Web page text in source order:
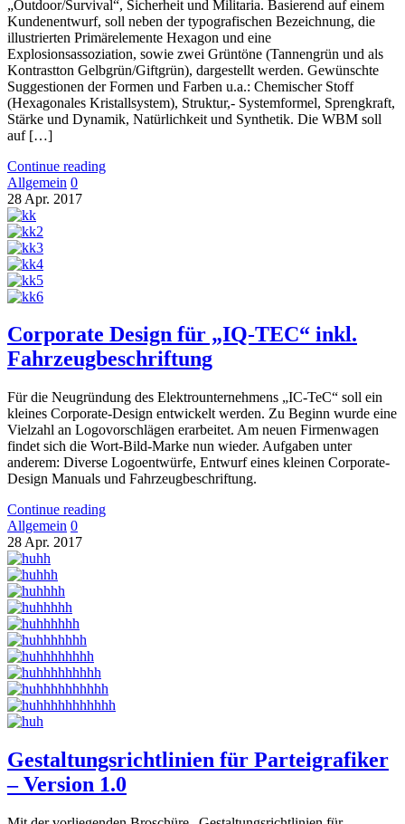
„Outdoor/Survival“, Sicherheit und Militaria. Basierend auf einem
Kundenentwurf, soll neben der typografischen Bezeichnung, die
illustrierten Primärelemente Hexagon und eine
Explosionsassoziation, sowie zwei Grüntöne (Tannengrün und als
Kontrastton Gelbgrün/Giftgrün), dargestellt werden. Gewünschte
Suggestionen der Formen und Farben u.a.: Chemischer Stoff
(Hexagonales Kristallsystem), Struktur,- Systemformel, Sprengkraft,
Stärke und Dynamik, Natürlichkeit und Synthetik. Die WBM soll
auf […]
Continue reading
Allgemein 0
28 Apr. 2017
Corporate Design für „IQ-TEC“ inkl.
Fahrzeugbeschriftung
Für die Neugründung des Elektrounternehmens „IC-TeC“ soll ein
kleines Corporate-Design entwickelt werden. Zu Beginn wurde eine
Vielzahl an Logovorschlägen erarbeitet. Am neuen Firmenwagen
findet sich die Wort-Bild-Marke nun wieder. Aufgaben unter
anderem: Diverse Logoentwürfe, Entwurf eines kleinen Corporate-
Design Manuals und Fahrzeugbeschriftung.
Continue reading
Allgemein 0
28 Apr. 2017
Gestaltungsrichtlinien für Parteigrafiker
– Version 1.0